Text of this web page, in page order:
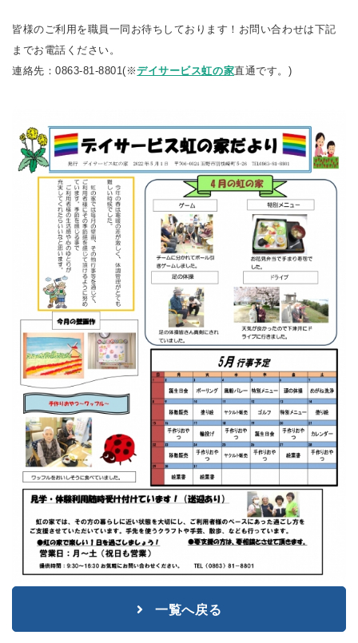
皆様のご利用を職員一同お待ちしております！お問い合わせは下記
までお電話ください。
連絡先：0863-81-8801(※デイサービス虹の家直通です。)
一覧へ戻る